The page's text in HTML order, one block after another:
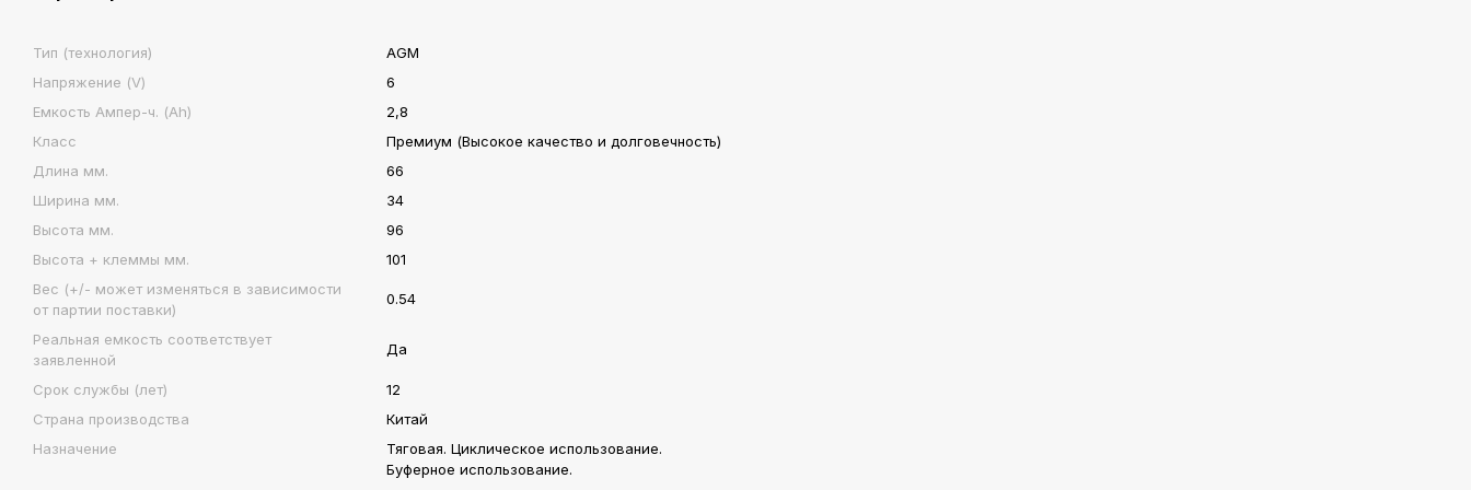
Тип (технология)
AGM
Напряжение (V)
6
Емкость Ампер-ч. (Ah)
2,8
Класс
Премиум (Высокое качество и долговечность)
Длина мм.
66
Ширина мм.
34
Высота мм.
96
Высота + клеммы мм.
101
Вес (+/- может изменяться в зависимости
от партии поставки)
0.54
Реальная емкость соответствует
заявленной
Да
Срок службы (лет)
12
Страна производства
Китай
Назначение
Тяговая. Циклическое использование.
Буферное использование.